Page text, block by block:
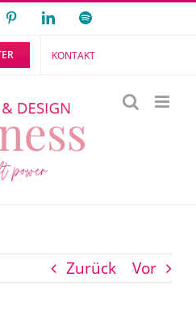
PinterestLinkedInSpotify
KONTAKT
Zurück Vor